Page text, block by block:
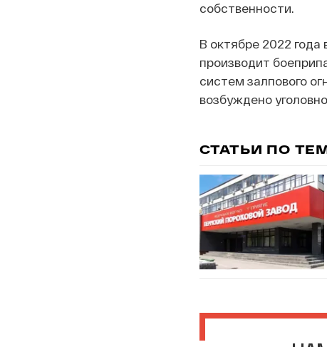
собственности.
В октябре 2022
производит
систем залпового
возбуждено
СТАТЬИ ПО